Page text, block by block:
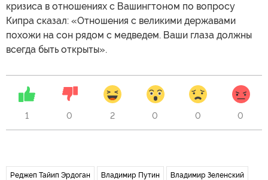
кризиса в отношениях с Вашингтоном по вопросу
Кипра сказал: «Отношения с великими державами
похожи на сон рядом с медведем. Ваши глаза должны
всегда быть открыты».
1 0 2 0 0 0
Реджеп Тайип Эрдоган Владимир Путин Владимир Зеленский